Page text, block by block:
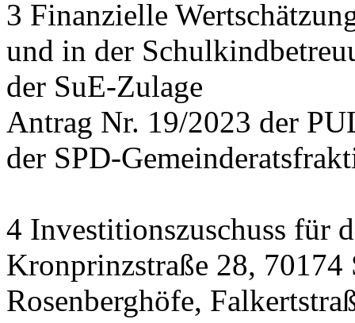
3 Finanzielle
und in der
der SuE-Zulage
Antrag Nr. 19/2023 der
der SPD-
4 Investitionszuschuss für
Kronprinzstraße 28,
Rosenberghöfe,